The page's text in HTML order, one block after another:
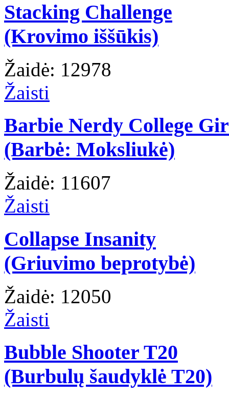
Stacking Challenge
(Krovimo iššūkis)
Žaidė: 12978
Žaisti
Barbie Nerdy College
(Barbė: Moksliukė)
Žaidė: 11607
Žaisti
Collapse Insanity
(Griuvimo beprotybė)
Žaidė: 12050
Žaisti
Bubble Shooter T20
(Burbulų šaudyklė T20)